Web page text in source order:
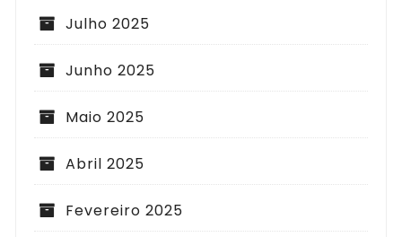
Julho 2025
Junho 2025
Maio 2025
Abril 2025
Fevereiro 2025